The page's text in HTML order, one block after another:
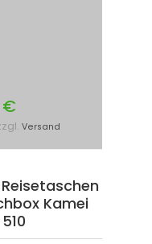
€
Versand
Kamei